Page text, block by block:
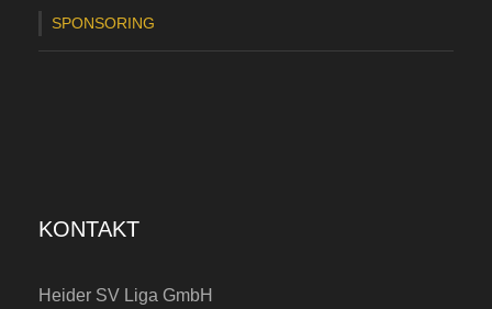
SPONSORING
KONTAKT
Heider SV Liga GmbH